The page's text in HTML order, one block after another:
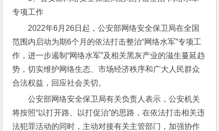
专项工作
2022年6月26日起，公安部网络安全保卫局在全国
范围内启动为期6个月的依法打击整治“网络水军”专项工
作，进一步遏制“网络水军”及相关黑灰产业的滋生蔓延趋
势，切实维护网络生态、市场经济秩序和广大人民群众
合法权益，回应社会关切。
公安部网络安全保卫局有关负责人表示，公安机关
将按照“以打开路、以打促治”的思路，在依法打击相关违
法犯罪活动的同时，主动对接有关主管部门，加强协作